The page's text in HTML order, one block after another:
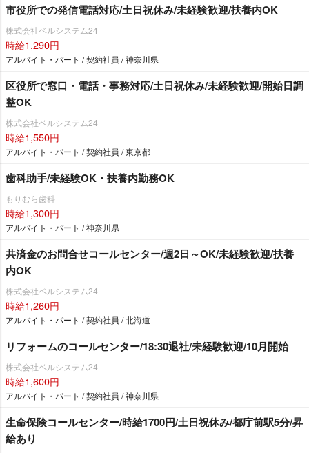
市役所での発信電話対応/土日祝休み/未経験歓迎/扶養内OK
株式会社ベルシステム24
時給1,290円
アルバイト・パート / 契約社員 / 神奈川県
区役所で窓口・電話・事務対応/土日祝休み/未経験歓迎/開始日調
整OK
株式会社ベルシステム24
時給1,550円
アルバイト・パート / 契約社員 / 東京都
歯科助手/未経験OK・扶養内勤務OK
もりむら歯科
時給1,300円
アルバイト・パート / 神奈川県
共済金のお問合せコールセンター/週2日～OK/未経験歓迎/扶養
内OK
株式会社ベルシステム24
時給1,260円
アルバイト・パート / 契約社員 / 北海道
リフォームのコールセンター/18:30退社/未経験歓迎/10月開始
株式会社ベルシステム24
時給1,600円
アルバイト・パート / 契約社員 / 神奈川県
生命保険コールセンター/時給1700円/土日祝休み/都庁前駅5分/昇
給あり